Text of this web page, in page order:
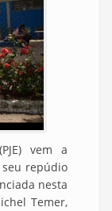
vem a
repúdio
nesta
Temer,